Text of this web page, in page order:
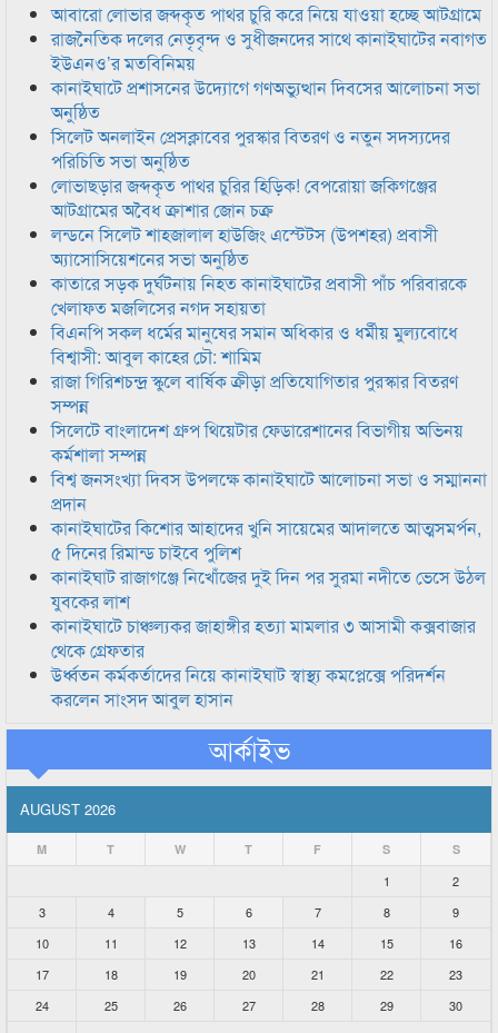
আবারো লোভার জব্দকৃত পাথর চুরি করে নিয়ে যাওয়া হচ্ছে আটগ্রামে
রাজনৈতিক দলের নেতৃবৃন্দ ও সুধীজনদের সাথে কানাইঘাটের নবাগত
ইউএনও’র মতবিনিময়
কানাইঘাটে প্রশাসনের উদ্যোগে গণঅভ্যুত্থান দিবসের আলোচনা সভা
অনুষ্ঠিত
সিলেট অনলাইন প্রেসক্লাবের পুরস্কার বিতরণ ও নতুন সদস্যদের
পরিচিতি সভা অনুষ্ঠিত
লোভাছড়ার জব্দকৃত পাথর চুরির হিড়িক! বেপরোয়া জকিগঞ্জের
আটগ্রামের অবৈধ ক্রাশার জোন চক্র
লন্ডনে সিলেট শাহজালাল হাউজিং এস্টেটস (উপশহর) প্রবাসী
অ্যাসোসিয়েশনের সভা অনুষ্ঠিত
কাতারে সড়ক দুর্ঘটনায় নিহত কানাইঘাটের প্রবাসী পাঁচ পরিবারকে
খেলাফত মজলিসের নগদ সহায়তা
বিএনপি সকল ধর্মের মানুষের সমান অধিকার ও ধর্মীয় মুল্যবোধে
বিশ্বাসী: আবুল কাহের চৌ: শামিম
রাজা গিরিশচন্দ্র স্কুলে বার্ষিক ক্রীড়া প্রতিযোগিতার পুরস্কার বিতরণ
সম্পন্ন
সিলেটে বাংলাদেশ গ্রুপ থিয়েটার ফেডারেশানের বিভাগীয় অভিনয়
কর্মশালা সম্পন্ন
বিশ্ব জনসংখ্যা দিবস উপলক্ষে কানাইঘাটে আলোচনা সভা ও সম্মাননা
প্রদান
কানাইঘাটের কিশোর আহাদের খুনি সায়েমের আদালতে আত্মসমর্পন,
৫ দিনের রিমান্ড চাইবে পুলিশ
কানাইঘাট রাজাগঞ্জে নিখোঁজের দুই দিন পর সুরমা নদীতে ভেসে উঠল
যুবকের লাশ
কানাইঘাটে চাঞ্চল্যকর জাহাঙ্গীর হত্যা মামলার ৩ আসামী কক্সবাজার
থেকে গ্রেফতার
উর্ধ্বতন কর্মকর্তাদের নিয়ে কানাইঘাট স্বাস্থ্য কমপ্লেক্সে পরিদর্শন
করলেন সাংসদ আবুল হাসান
আর্কাইভ
AUGUST 2026
M T W T F S S
1
2
3
4 5 6 7 8
9
10
11 12 13 14 15
16
17
18 19 20 21 22
23
24
25 26 27 28 29
30